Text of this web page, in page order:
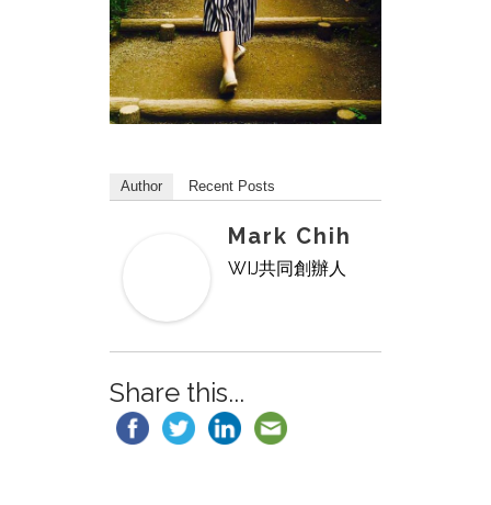
Author Recent Posts
Mark Chih
WIJ共同創辦人
Share this...